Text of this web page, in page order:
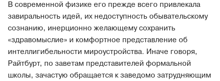
В современной физике его прежде всего привлекала
завиральность идей, их недоступность обывательскому
сознанию, инерционно желающему сохранить
«здравомыслие» и комфортное представление об
интеллигибельности мироустройства. Иначе говоря,
Райтбурт, по заветам представителей формальной
школы, зачастую обращается к заведомо затрудняющим